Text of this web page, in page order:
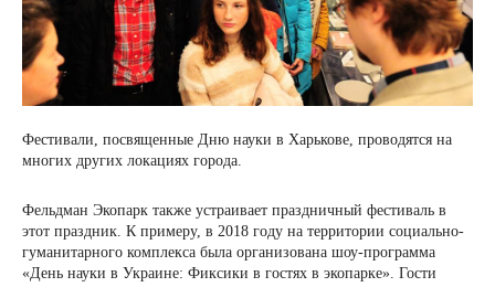
Фестивали, посвященные Дню науки в Харькове, проводятся на
многих других локациях города.
Фельдман Экопарк также устраивает праздничный фестиваль в
этот праздник. К примеру, в 2018 году на территории социально-
гуманитарного комплекса была организована шоу-программа
«День науки в Украине: Фиксики в гостях в экопарке». Гости